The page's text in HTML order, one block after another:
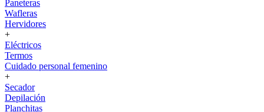
Paneteras
Wafleras
Hervidores
+
Eléctricos
Termos
Cuidado personal femenino
+
Secador
Depilación
Planchitas